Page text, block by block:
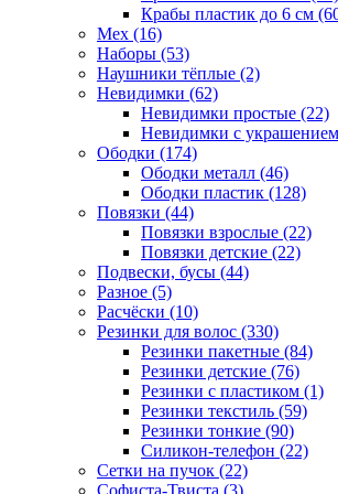
Крабы пластик до 6 см
Мех (16)
Наборы (53)
Наушники тёплые (2)
Невидимки (62)
Невидимки простые (22)
Невидимки с
Ободки (174)
Ободки металл (46)
Ободки пластик (128)
Повязки (44)
Повязки взрослые (22)
Повязки детские (22)
Подвески, бусы (44)
Разное (5)
Расчёски (10)
Резинки для волос (330)
Резинки пакетные (84)
Резинки детские (76)
Резинки с пластиком (1)
Резинки текстиль (59)
Резинки тонкие (90)
Силикон-телефон (22)
Сетки на пучок (22)
Софиста-Твиста (3)